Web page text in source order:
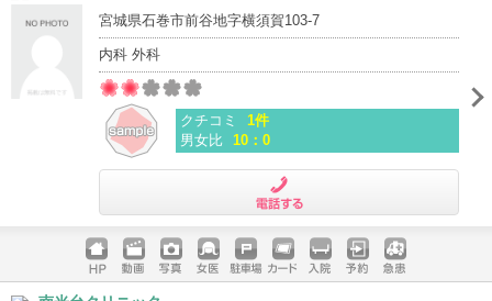
宮城県石巻市前谷地字横須賀103-7
内科 外科
クチコミ
1件
男女比
10：0
ホームペ
動画 写真 女医 駐車場
クレジッ
入院 予約 急患